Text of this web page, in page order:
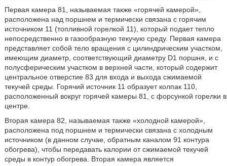
Первая камера 81, называемая также «горячей камерой»,
расположена над поршнем и термически связана с горячим
источником 11 (топливной горелкой 11), который подает тепло
непосредственно в газообразную текучую среду. Первая камера
представляет собой тело вращения с цилиндрическим участком,
имеющим диаметр, соответствующий диаметру D1 поршня, и с
полусферическим участком в верхней части, который содержит
центральное отверстие 83 для входа и выхода сжимаемой
текучей среды. Горячий источник 11 образует колпак 110,
расположенный вокруг горячей камеры 81, с форсункой горелки в
центре.
Вторая камера 82, называемая также «холодной камерой»,
расположена под поршнем и термически связана с холодным
источником (в данном случае, обратным каналом 91 контура
обогрева), чтобы передавать калории от сжимаемой текучей
среды в контур обогрева. Вторая камера является